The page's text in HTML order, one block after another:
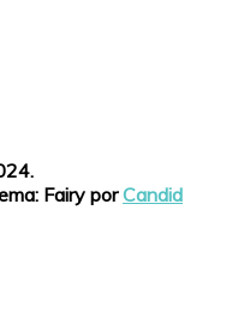
Fairy porCandid